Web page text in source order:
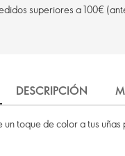
superiores a 100€
DESCRIPCIÓN
un toque de color a tus